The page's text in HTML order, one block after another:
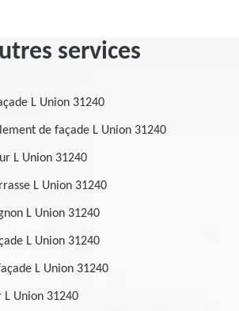
services
L Union 31240
de façade L Union 31240
L Union 31240
L Union 31240
L Union 31240
L Union 31240
L Union 31240
Union 31240